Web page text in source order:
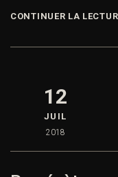
CONTINUER LA
12
JUIL
2018